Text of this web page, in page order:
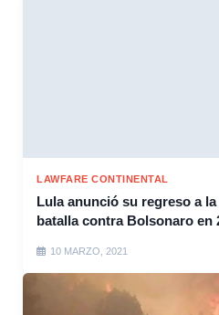
LAWFARE CONTINENTAL
Lula anunció su regreso a
batalla contra Bolsonaro en
10 MARZO, 2021